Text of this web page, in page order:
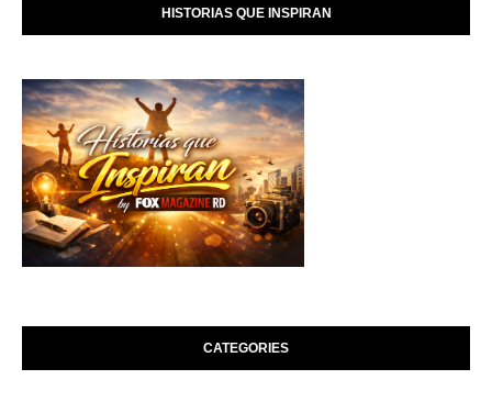
HISTORIAS QUE INSPIRAN
CATEGORIES